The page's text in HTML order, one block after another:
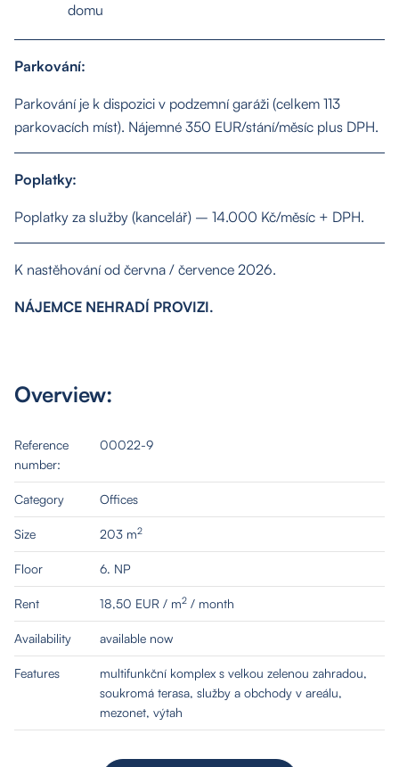
Services
Contact
domu
Parkování:
Parkování je k dispozici v podzemní garáži (celkem 113
parkovacích míst). Nájemné 350 EUR/stání/měsíc plus DPH.
Poplatky:
Poplatky za služby (kancelář) – 14.000 Kč/měsíc + DPH.
K nastěhování od června / července 2026.
NÁJEMCE NEHRADÍ PROVIZI.
Overview:
Reference
number:
00022-9
Category Offices
Size 203 m2
Floor 6. NP
Rent 18,50 EUR / m2 / month
Availability available now
Features
multifunkční komplex s velkou zelenou zahradou,
soukromá terasa, služby a obchody v areálu,
mezonet, výtah